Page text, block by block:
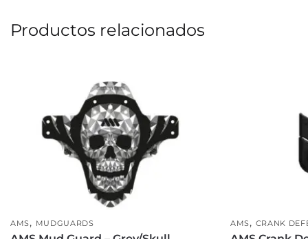
Productos relacionados
AMS, MUDGUARDS AMS, CRANK